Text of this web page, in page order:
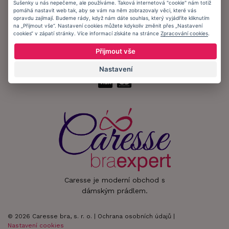
Caresse je moderní obchod s
dámským prádlem.
© 2026 Caresse bra, s. r. o. | Ochrana osobních údajů |
Nastavení cookies
Zůstaňte s námi v kontaktu.
Sušenky u nás nepečeme, ale používáme. Taková internetová "cookie" nám totiž
pomáhá nastavit web tak, aby se vám na něm zobrazovaly věci, které vás
opravdu zajímají. Budeme rády, když nám dáte souhlas, který vyjádříte kliknutím
na „Přijmout vše“. Nastavení cookies můžete kdykoliv změnit přes „Nastavení
cookies“ v zápatí stránky. Více informací získáte na stránce Zpracování cookies
Přijmout vše
Nastavení